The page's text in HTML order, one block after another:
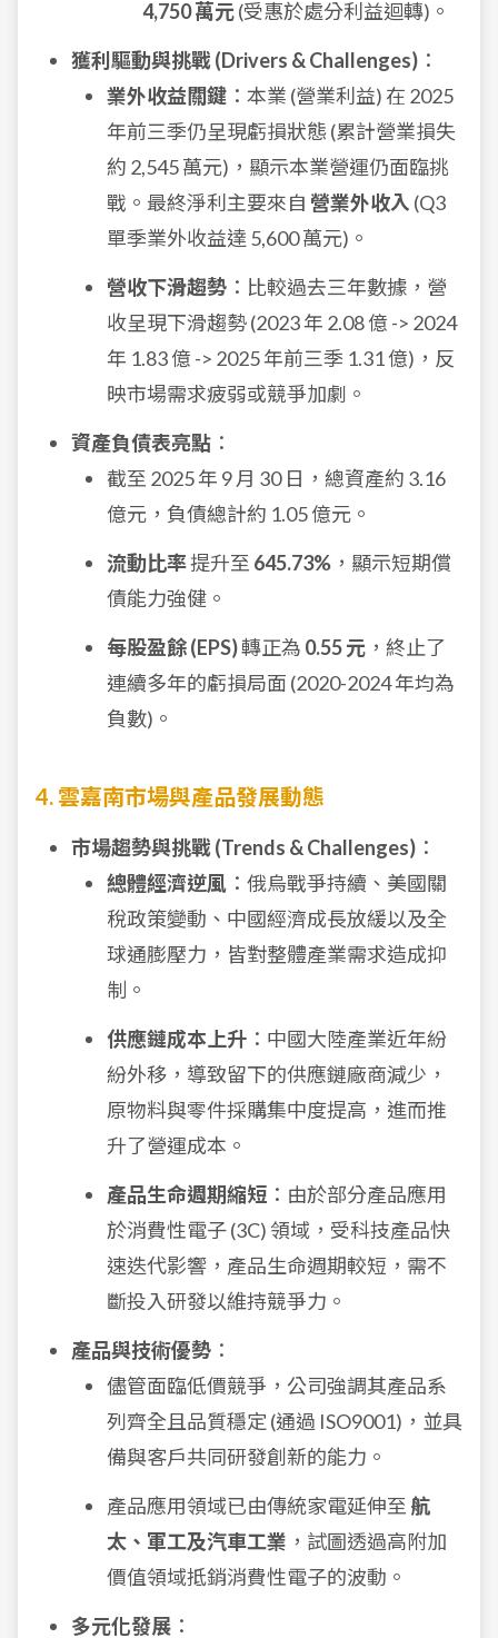
4,750 萬元(受惠於處分利益迴轉)。
獲利驅動與挑戰 (Drivers & Challenges) ：
業外收益關鍵 ：本業 (營業利益) 在 2025
年前三季仍呈現虧損狀態 (累計營業損失
約 2,545 萬元)，顯示本業營運仍面臨挑
戰。最終淨利主要來自 營業外收入 (Q3
單季業外收益達 5,600 萬元)。
營收下滑趨勢 ：比較過去三年數據，營
收呈現下滑趨勢 (2023 年 2.08 億 -> 2024
年 1.83 億 -> 2025 年前三季 1.31 億)，反
映市場需求疲弱或競爭加劇。
資產負債表亮點 ：
截至 2025 年 9 月 30 日，總資產約 3.16
億元，負債總計約 1.05 億元。
流動比率提升至 645.73% ，顯示短期償
債能力強健。
每股盈餘 (EPS)轉正為 0.55 元 ，終止了
連續多年的虧損局面 (2020-2024 年均為
負數)。
4. 雲嘉南市場與產品發展動態
市場趨勢與挑戰 (Trends & Challenges) ：
總體經濟逆風 ：俄烏戰爭持續、美國關
稅政策變動、中國經濟成長放緩以及全
球通膨壓力，皆對整體產業需求造成抑
制。
供應鏈成本上升 ：中國大陸產業近年紛
紛外移，導致留下的供應鏈廠商減少，
原物料與零件採購集中度提高，進而推
升了營運成本。
產品生命週期縮短 ：由於部分產品應用
於消費性電子 (3C) 領域，受科技產品快
速迭代影響，產品生命週期較短，需不
斷投入研發以維持競爭力。
產品與技術優勢 ：
儘管面臨低價競爭，公司強調其產品系
列齊全且品質穩定 (通過 ISO9001)，並具
備與客戶共同研發創新的能力。
產品應用領域已由傳統家電延伸至 航
太、軍工及汽車工業 ，試圖透過高附加
價值領域抵銷消費性電子的波動。
多元化發展 ：